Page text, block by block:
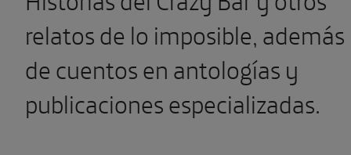
relatos de lo imposible, además
de cuentos en antologías y
publicaciones especializadas.